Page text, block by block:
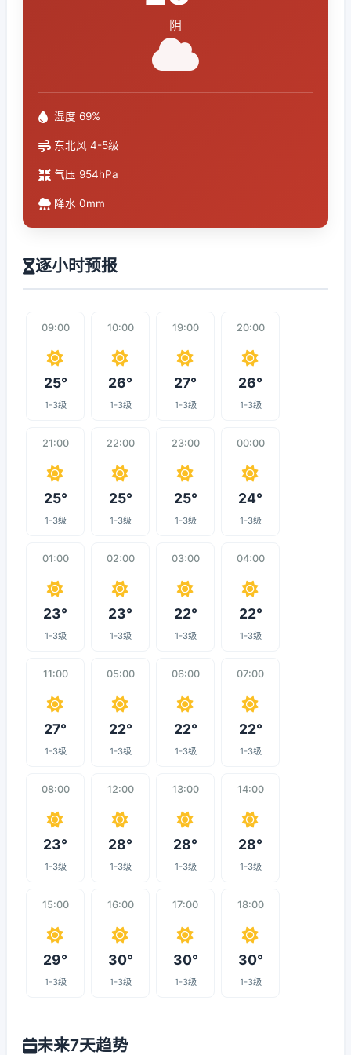
阴
湿度 69%
东北风 4-5级
气压 954hPa
降水 0mm
逐小时预报
09:00
25°
1-3级
10:00
26°
1-3级
19:00
27°
1-3级
20:00
26°
1-3级
21:00
25°
1-3级
22:00
25°
1-3级
23:00
25°
1-3级
00:00
24°
1-3级
01:00
23°
1-3级
02:00
23°
1-3级
03:00
22°
1-3级
04:00
22°
1-3级
11:00
27°
1-3级
05:00
22°
1-3级
06:00
22°
1-3级
07:00
22°
1-3级
08:00
23°
1-3级
12:00
28°
1-3级
13:00
28°
1-3级
14:00
28°
1-3级
15:00
29°
1-3级
16:00
30°
1-3级
17:00
30°
1-3级
18:00
30°
1-3级
未来7天趋势